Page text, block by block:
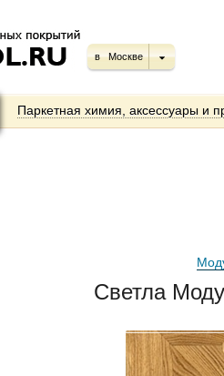
в Москве
Паркетная химия, аксессуары и
Светла